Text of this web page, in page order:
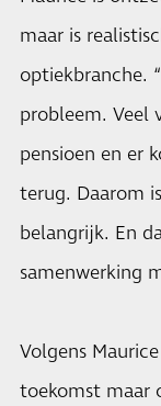
maar is
optiekbranche.
probleem. Veel
pensioen en er
terug. Daarom
belangrijk. En
samenwerking
Volgens
toekomst maar